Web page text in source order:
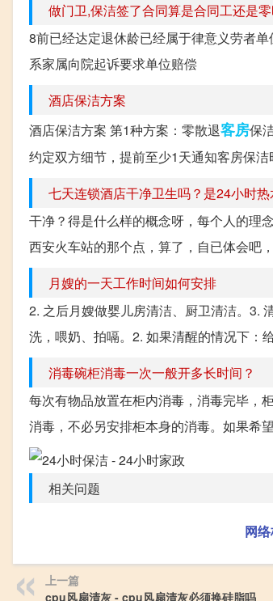
做门卫,保洁签了合同算是合同工还是
8前已经达定退休龄已经属于律意义劳者
系家属向院起诉要求单位赔偿
酒店保洁方案
酒店保洁方案 第1种方案：零散退客房保
约定双方细节，提前至少1天通知客房保
七天连锁酒店干净卫生吗？是24小时热
干净？得是什么样的概念呀，每个人的理
西安火车站的那个点，算了，自已体会吧
月嫂的一天工作时间如何安排
2. 之后月嫂做婴儿房清洁、厨卫清洁。3.
洗，喂奶、拍嗝。2. 如果清醒的情况下：
消毒碗柜消毒一次一般开多长时间？
每次有物品放置在柜内消毒，消毒完毕，
消毒，不必另安排柜本身的消毒。如果希
相关问题
网络
上一篇
cpu风扇清灰 - cpu风扇清灰必须换硅脂吗